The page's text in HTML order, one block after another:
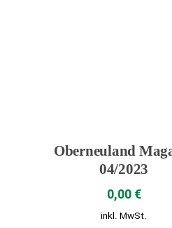
Oberneuland
04/2023
0,00 €
inkl. MwSt.